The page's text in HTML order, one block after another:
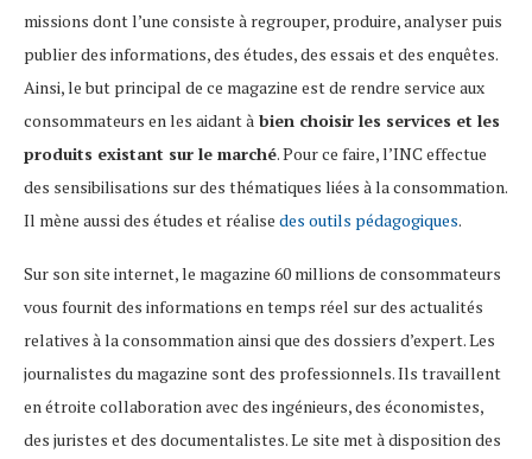
missions dont l’une consiste à regrouper, produire, analyser puis
publier des informations, des études, des essais et des enquêtes.
Ainsi, le but principal de ce magazine est de rendre service aux
consommateurs en les aidant à bien choisir les services et les
produits existant sur le marché. Pour ce faire, l’INC effectue
des sensibilisations sur des thématiques liées à la consommation.
Il mène aussi des études et réalise des outils pédagogiques.
Sur son site internet, le magazine 60 millions de consommateurs
vous fournit des informations en temps réel sur des actualités
relatives à la consommation ainsi que des dossiers d’expert. Les
journalistes du magazine sont des professionnels. Ils travaillent
en étroite collaboration avec des ingénieurs, des économistes,
des juristes et des documentalistes. Le site met à disposition des